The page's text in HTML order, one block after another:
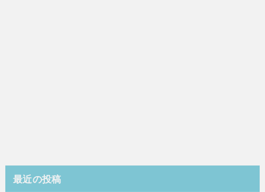
最近の投稿